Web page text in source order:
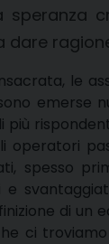
le
operatori
spesso
di
ci